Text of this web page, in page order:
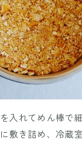
入れてめん棒で
敷き詰め、冷蔵